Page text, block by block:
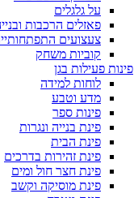
על גלגלים
פאזלים הרכבות
צעצועים
קוביות משחק
פינות פעילות בגן
לוחות למידה
מדע וטבע
פינות ספר
פינת בנייה ונגרות
פינת הבית
פינת זהירות בדרכים
פינת חצר חול ומים
פינת מוסיקה וקשב